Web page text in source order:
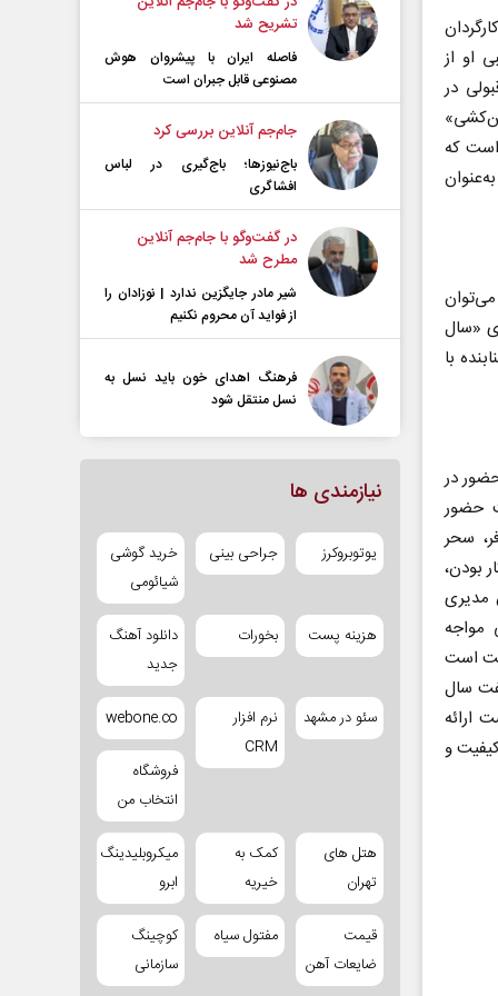
مهران مدیری کارگردان
او از
در
۶ صبح» و «خائن‌کشی»
است که
می‌توان
با فیلم‌های «سال
با
که صرف حضور در
حضور
سحر
بودن،
مدیری
مواجه
است
سال
ارائه
و
تشریح شد
فاصله ایران با پیشرو‌ان هوش
مصنوعی قابل جبران است
جام‌جم آنلاین بررسی کرد
باج‌نیوزها؛ باج‌گیری در لباس
افشاگری
در گفت‌و‌گو با جام‌جم آنلاین
مطرح شد
شیر مادر جایگزین ندارد | نوزادان را
از فواید آن محروم نکنیم
فرهنگ اهدای خون باید نسل به
نسل منتقل شود
نیازمندی ها
یوتوبروکرز جراحی بینی
خرید گوشی
شیائومی
هزینه پست بخورات
دانلود آهنگ
جدید
سئو در مشهد
نرم افزار
CRM
webone.co
فروشگاه
انتخاب من
هتل های
تهران
کمک به
خیریه
میکروبلیدینگ
ابرو
قیمت
ضایعات آهن
مفتول سیاه
کوچینگ
سازمانی